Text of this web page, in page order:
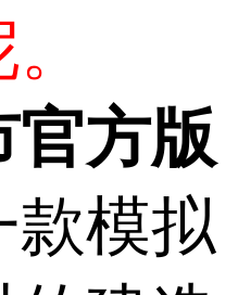
官方版
款模拟